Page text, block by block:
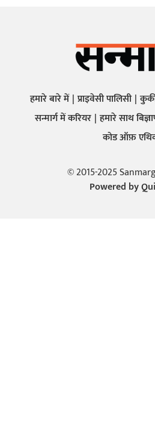
हमारे बारे में प्राइवेसी पालिसी
सन्मार्ग में करियर हमारे साथ
कोड ऑफ़
© 2015-2025
Powered by